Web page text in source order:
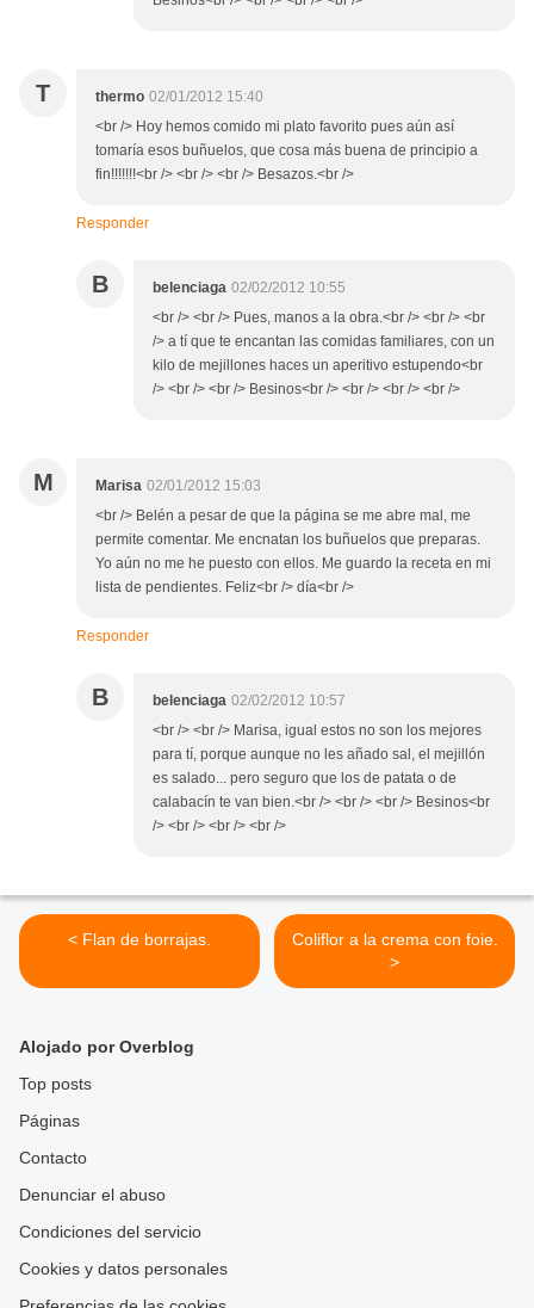
T thermo 02/01/2012 15:40
<br /> Hoy hemos comido mi plato favorito pues aún así
tomaría esos buñuelos, que cosa más buena de principio a
fin!!!!!!!<br /> <br /> <br /> Besazos.<br />
Responder
B belenciaga 02/02/2012 10:55
<br /> <br /> Pues, manos a la obra.<br /> <br /> <br
/> a tí que te encantan las comidas familiares, con un
kilo de mejillones haces un aperitivo estupendo<br
/> <br /> <br /> Besinos<br /> <br /> <br /> <br />
M Marisa 02/01/2012 15:03
<br /> Belén a pesar de que la página se me abre mal, me
permite comentar. Me encnatan los buñuelos que preparas.
Yo aún no me he puesto con ellos. Me guardo la receta en mi
lista de pendientes. Feliz<br /> día<br />
Responder
B belenciaga 02/02/2012 10:57
<br /> <br /> Marisa, igual estos no son los mejores
para tí, porque aunque no les añado sal, el mejillón
es salado... pero seguro que los de patata o de
calabacín te van bien.<br /> <br /> <br /> Besinos<br
/> <br /> <br /> <br />
< Flan de borrajas.
Coliflor a la crema con foie.
>
Alojado por Overblog
Top posts
Páginas
Contacto
Denunciar el abuso
Condiciones del servicio
Cookies y datos personales